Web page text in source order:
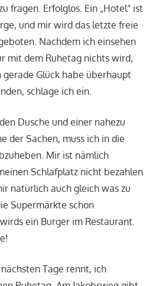
fragen. Erfolglos. Ein „Hotel“ ist
und mir wird das letzte freie
Nachdem ich einsehen
mit dem Ruhetag nichts wird,
Glück habe überhaupt
schlage ich ein.
Dusche und einer nahezu
der Sachen, muss ich in die
Mir ist nämlich
Schlafplatz nicht bezahlen
natürlich auch gleich was zu
Supermärkte schon
ein Burger im Restaurant.
Tage rennt, ich